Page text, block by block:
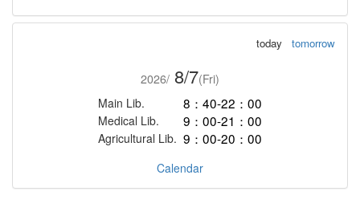
today tomorrow
2026/ 8/7(Fri)
Main Lib.
8：40-22：00
Medical Lib. 9：00-21：00
Agricultural Lib. 9：00-20：00
Calendar